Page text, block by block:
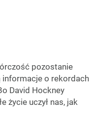
pozostanie
informacje o rekordach
David Hockney
życie uczył nas, jak